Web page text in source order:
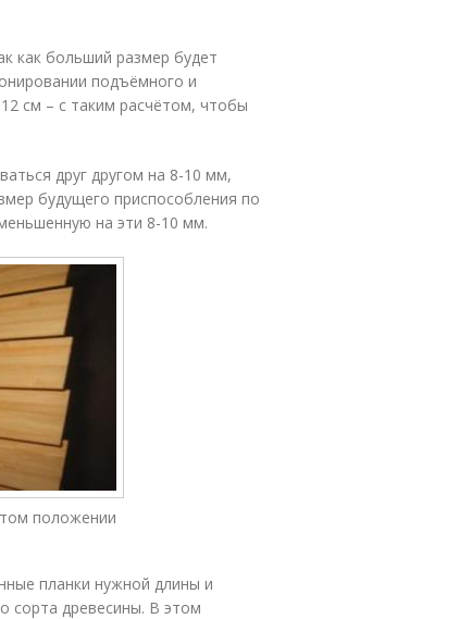
как больший размер будет
подъёмного и
см – с таким расчётом, чтобы
друг другом на 8-10 мм,
будущего приспособления по
на эти 8-10 мм.
положении
планки нужной длины и
сорта древесины. В этом